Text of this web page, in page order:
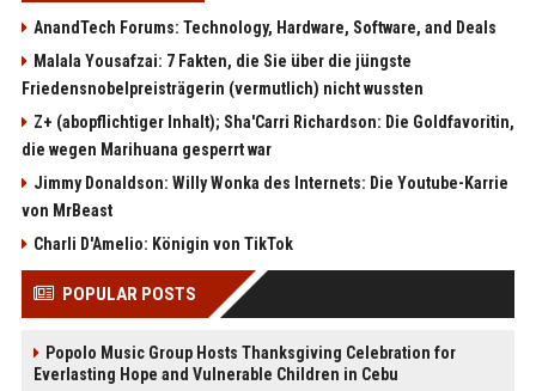
AnandTech Forums: Technology, Hardware, Software, and Deals
Malala Yousafzai: 7 Fakten, die Sie über die jüngste
Friedensnobelpreisträgerin (vermutlich) nicht wussten
Z+ (abopflichtiger Inhalt); Sha'Carri Richardson: Die Goldfavoritin,
die wegen Marihuana gesperrt war
Jimmy Donaldson: Willy Wonka des Internets: Die Youtube-Karrie
von MrBeast
Charli D'Amelio: Königin von TikTok
POPULAR POSTS
Popolo Music Group Hosts Thanksgiving Celebration for
Everlasting Hope and Vulnerable Children in Cebu